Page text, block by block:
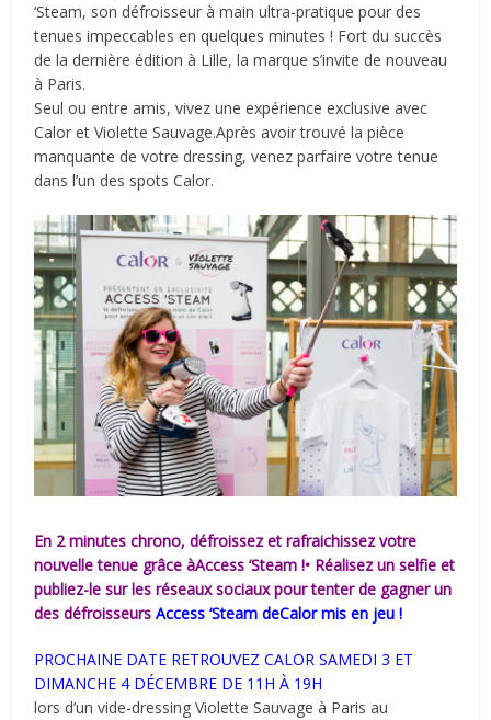
‘Steam, son défroisseur à main ultra-pratique pour des
tenues impeccables en quelques minutes ! Fort du succès
de la dernière édition à Lille, la marque s’invite de nouveau
à Paris.
Seul ou entre amis, vivez une expérience exclusive avec
Calor et Violette Sauvage.Après avoir trouvé la pièce
manquante de votre dressing, venez parfaire votre tenue
dans l’un des spots Calor.
En 2 minutes chrono, défroissez et rafraichissez votre
nouvelle tenue grâce àAccess ‘Steam !• Réalisez un selfie et
publiez-le sur les réseaux sociaux pour tenter de gagner un
des défroisseursAccess ‘Steam deCalor mis en jeu !
PROCHAINE DATE RETROUVEZ CALOR SAMEDI 3 ET
DIMANCHE 4 DÉCEMBRE DE 11H À 19H
lors d’un vide-dressing Violette Sauvage à Paris au